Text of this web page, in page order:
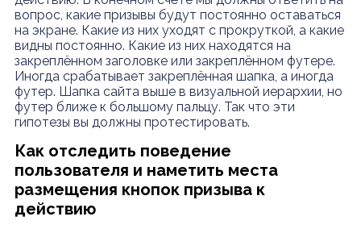
вопрос, какие призывы будут постоянно оставаться
на экране. Какие из них уходят с прокруткой, а какие
видны постоянно. Какие из них находятся на
закреплённом заголовке или закреплённом футере.
Иногда срабатывает закреплённая шапка, а иногда
футер. Шапка сайта выше в визуальной иерархии, но
футер ближе к большому пальцу. Так что эти
гипотезы вы должны протестировать.
Как отследить поведение
пользователя и наметить места
размещения кнопок призыва к
действию